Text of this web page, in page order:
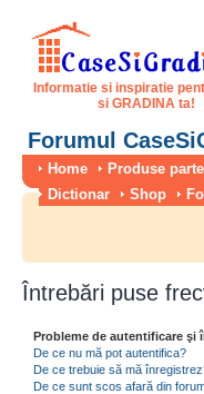
Informatie si inspiratie
si GRADINA ta!
Forumul
Home Produse
Dictionar
Shop
Întrebări puse
Probleme de autentificare şi
De ce nu mă pot autentifica?
De ce trebuie să mă
De ce sunt scos afară din